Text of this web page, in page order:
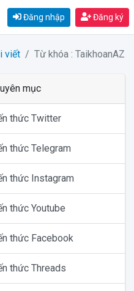
Đăng nhập Đăng ký
viết Từ khóa : TaikhoanAZ
mục
thức Twitter
thức Telegram
thức Instagram
thức Youtube
thức Facebook
thức Threads